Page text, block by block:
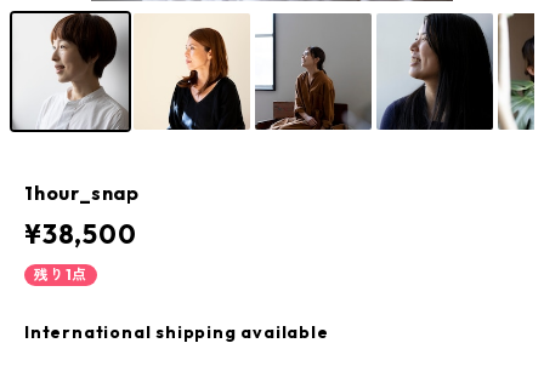
1hour_snap
¥38,500
残り1点
International shipping available